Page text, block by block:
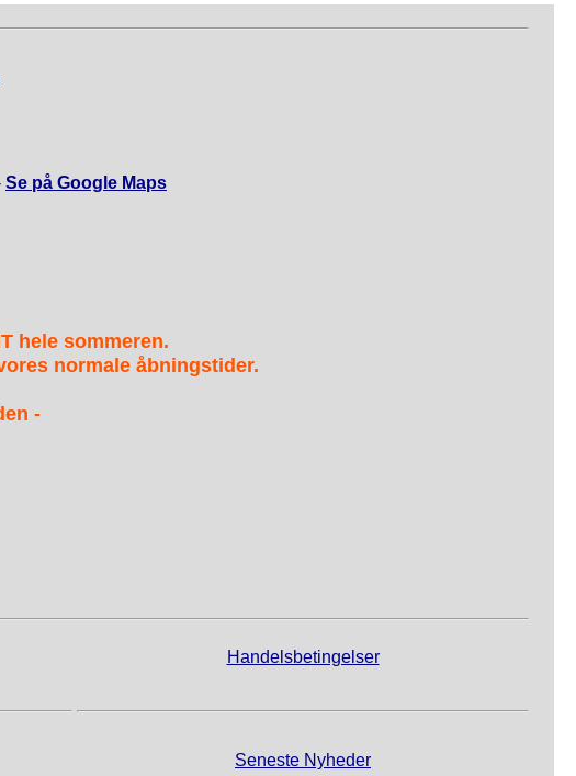
Se på Google Maps
hele sommeren.
normale åbningstider.
-
Handelsbetingelser
Seneste Nyheder